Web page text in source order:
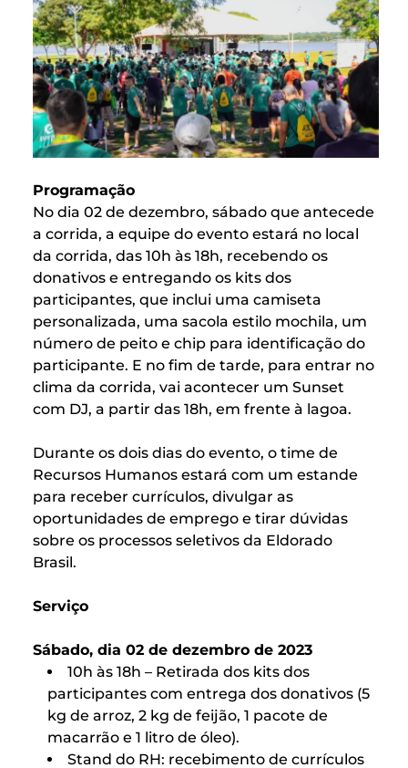
Programação
No dia 02 de dezembro, sábado que antecede
a corrida, a equipe do evento estará no local
da corrida, das 10h às 18h, recebendo os
donativos e entregando os kits dos
participantes, que inclui uma camiseta
personalizada, uma sacola estilo mochila, um
número de peito e chip para identificação do
participante. E no fim de tarde, para entrar no
clima da corrida, vai acontecer um Sunset
com DJ, a partir das 18h, em frente à lagoa.
Durante os dois dias do evento, o time de
Recursos Humanos estará com um estande
para receber currículos, divulgar as
oportunidades de emprego e tirar dúvidas
sobre os processos seletivos da Eldorado
Brasil.
Serviço
Sábado, dia 02 de dezembro de 2023
10h às 18h – Retirada dos kits dos
participantes com entrega dos donativos (5
kg de arroz, 2 kg de feijão, 1 pacote de
macarrão e 1 litro de óleo).
Stand do RH: recebimento de currículos